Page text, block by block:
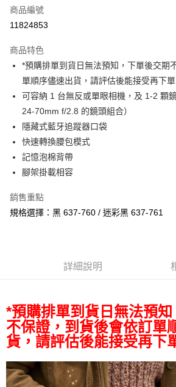
信用卡分期付款
合作金庫商業銀行
華南商業銀行
彰化商
上海商業儲蓄銀行
台北富
國泰世華商業銀行
兆豐國
臺灣中小企業銀行
匯豐（台灣）商業銀行
聯邦商業銀行
元大商業銀行
玉山商業銀行
台新國際商業銀行
6 期 0 利率 每期
華南商業銀行
彰化商
上海商業儲蓄銀行
台北富
國泰世華商業銀行
臺灣中小企業銀行
匯豐（台灣）商業銀行
聯邦商業銀行
元大商業銀行
玉山商業銀行
台灣樂天信用卡公司
12 期 0 利率 每期 NT$183
合作金庫商業銀行
第一商業
上海商業儲蓄銀行
國泰世華商業銀行
臺灣中小企業銀行
匯豐（台灣）商業銀行
聯邦商業銀行
玉山商業銀行
台新國際商業銀行
LINE Pay
街口支付
悠遊付
全支付
便利好安心！
１．簡單：不需註冊會員、不需綁卡、不需儲值。
２．便利：只要手機號碼，簡訊認證，即可結帳。
３．安心：先確認商品／服務後，再付款。
１．於結帳方式選擇「AFTEE先享後付」後，將
結帳頁面，進行簡訊認證並確認金額後，即可完
運送方式
宅配
付款後門市自取
商品編號
11824853
商品特色
*預購排單到貨日無法預知，下單後交期
單順序儘速出貨，請評估後能接受再下單
可容納 1 台無反或單眼相機，及 1-2 顆
24-70mm f/2.8 的鏡頭組合）
隱藏式藍牙追蹤器口袋
快速轉換腰包模式
記憶泡棉背帶
腳架掛載相容
銷售重點
規格選擇：黑 637-760 / 迷彩黑 637-761
詳細說明
*預購排單到貨日無法預
不保證，到貨後會依訂單
貨，請評估後能接受再下